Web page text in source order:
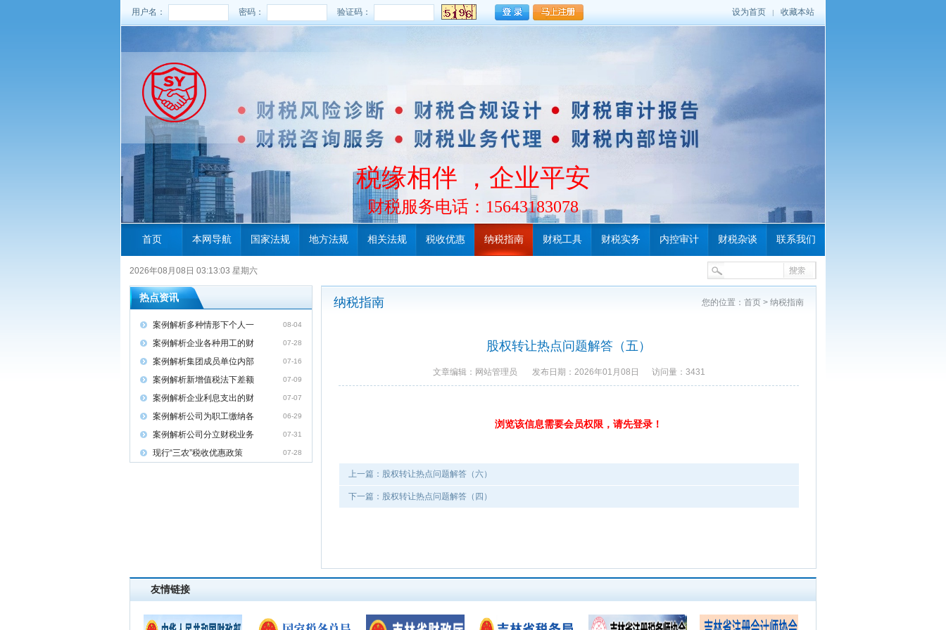
设为首页 | 收藏本站
用户名： 密码： 验证码：
税缘相伴 ，企业平安
财税服务电话：15643183078
首页 本网导航 国家法规 地方法规 相关法规 税收优惠 纳税指南 财税工具 财税实务 内控审计 财税杂谈 联系我们
2026年08月08日 03:13:04 星期六
热点资讯
案例解析多种情形下个人一 08-04
案例解析企业各种用工的财 07-28
案例解析集团成员单位内部 07-16
案例解析新增值税法下差额 07-09
案例解析企业利息支出的财 07-07
案例解析公司为职工缴纳各 06-29
案例解析公司分立财税业务 07-31
现行“三农”税收优惠政策 07-28
纳税指南 您的位置： 首页 > 纳税指南
股权转让热点问题解答（五）
文章编辑：网站管理员 发布日期：2026年01月08日 访问量：3431
浏览该信息需要会员权限，请先登录！
上一篇：股权转让热点问题解答（六）
下一篇：股权转让热点问题解答（四）
友情链接